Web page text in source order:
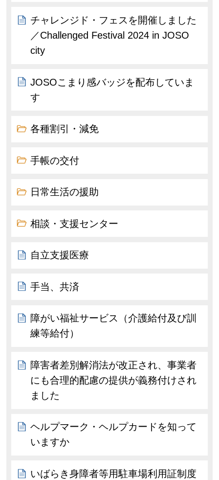
チャレンジド・フェスを開催しました
／Challenged Festival 2024 in JOSO
city
JOSOこまり感バッジを配布していま
す
各種割引・減免
手帳の交付
日常生活の援助
相談・支援センター
自立支援医療
手当、共済
障がい福祉サービス（介護給付及び訓
練等給付）
障害者差別解消法が改正され、事業者
にも合理的配慮の提供が義務付けされ
ました
ヘルプマーク・ヘルプカードを知って
いますか
いばらき身障者等用駐車場利用証制度